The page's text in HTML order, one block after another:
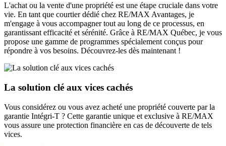
L'achat ou la vente d'une propriété est une étape cruciale dans votre
vie. En tant que courtier dédié chez RE/MAX Avantages, je
m'engage à vous accompagner tout au long de ce processus, en
garantissant efficacité et sérénité. Grâce à RE/MAX Québec, je vous
propose une gamme de programmes spécialement conçus pour
répondre à vos besoins. Découvrez-les dès maintenant !
La solution clé aux vices cachés
Vous considérez ou vous avez acheté une propriété couverte par la
garantie Intégri-T ? Cette garantie unique et exclusive à RE/MAX
vous assure une protection financière en cas de découverte de tels
vices.